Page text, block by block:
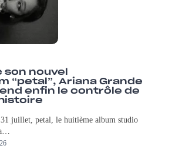
son nouvel
“petal”, Ariana Grande
enfin le contrôle de
juillet, petal, le huitième album studio